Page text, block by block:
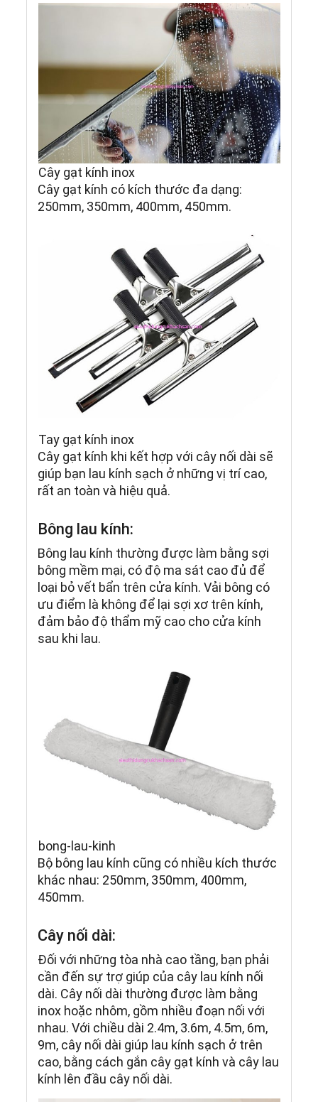
Cây gạt kính inox
Cây gạt kính có kích thước đa dạng:
250mm, 350mm, 400mm, 450mm.
Tay gạt kính inox
Cây gạt kính khi kết hợp với cây nối dài sẽ
giúp bạn lau kính sạch ở những vị trí cao,
rất an toàn và hiệu quả.
Bông lau kính:
Bông lau kính thường được làm bằng sợi
bông mềm mại, có độ ma sát cao đủ để
loại bỏ vết bẩn trên cửa kính. Vải bông có
ưu điểm là không để lại sợi xơ trên kính,
đảm bảo độ thẩm mỹ cao cho cửa kính
sau khi lau.
bong-lau-kinh
Bộ bông lau kính cũng có nhiều kích thước
khác nhau: 250mm, 350mm, 400mm,
450mm.
Cây nối dài:
Đối với những tòa nhà cao tầng, bạn phải
cần đến sự trợ giúp của cây lau kính nối
dài. Cây nối dài thường được làm bằng
inox hoặc nhôm, gồm nhiều đoạn nối với
nhau. Với chiều dài 2.4m, 3.6m, 4.5m, 6m,
9m, cây nối dài giúp lau kính sạch ở trên
cao, bằng cách gắn cây gạt kính và cây lau
kính lên đầu cây nối dài.